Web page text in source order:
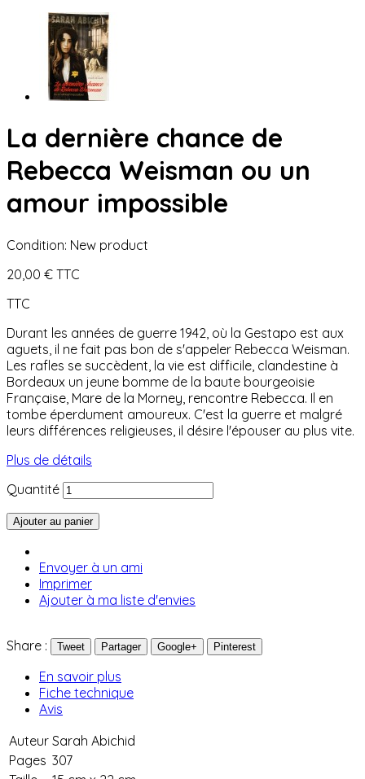
La dernière chance de
Rebecca Weisman ou un
amour impossible
Condition: New product
20,00 € TTC
TTC
Durant les années de guerre 1942, où la Gestapo est aux
aguets, il ne fait pas bon de s'appeler Rebecca Weisman.
Les rafles se succèdent, la vie est difficile, clandestine à
Bordeaux un jeune bomme de la baute bourgeoisie
Française, Mare de la Morney, rencontre Rebecca. Il en
tombe éperdument amoureux. C'est la guerre et malgré
leurs différences religieuses, il désire l'épouser au plus vite.
Plus de détails
Quantité
Ajouter au panier
Envoyer à un ami
Imprimer
Ajouter à ma liste d'envies
Share : Tweet Partager Google+ Pinterest
En savoir plus
Fiche technique
Avis
Auteur Sarah Abichid
Pages 307